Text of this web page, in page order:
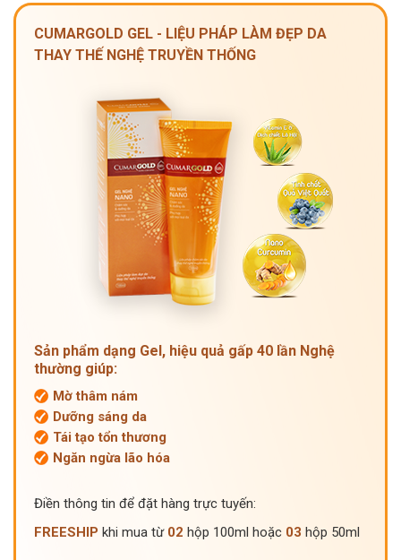
CUMARGOLD GEL - LIỆU PHÁP LÀM ĐẸP DA
THAY THẾ NGHỆ TRUYỀN THỐNG
Sản phẩm dạng Gel, hiệu quả gấp 40 lần Nghệ
thường giúp:
Mờ thâm nám
Dưỡng sáng da
Tái tạo tổn thương
Ngăn ngừa lão hóa
Điền thông tin để đặt hàng trực tuyến:
FREESHIP khi mua từ 02 hộp 100ml hoặc 03 hộp 50ml